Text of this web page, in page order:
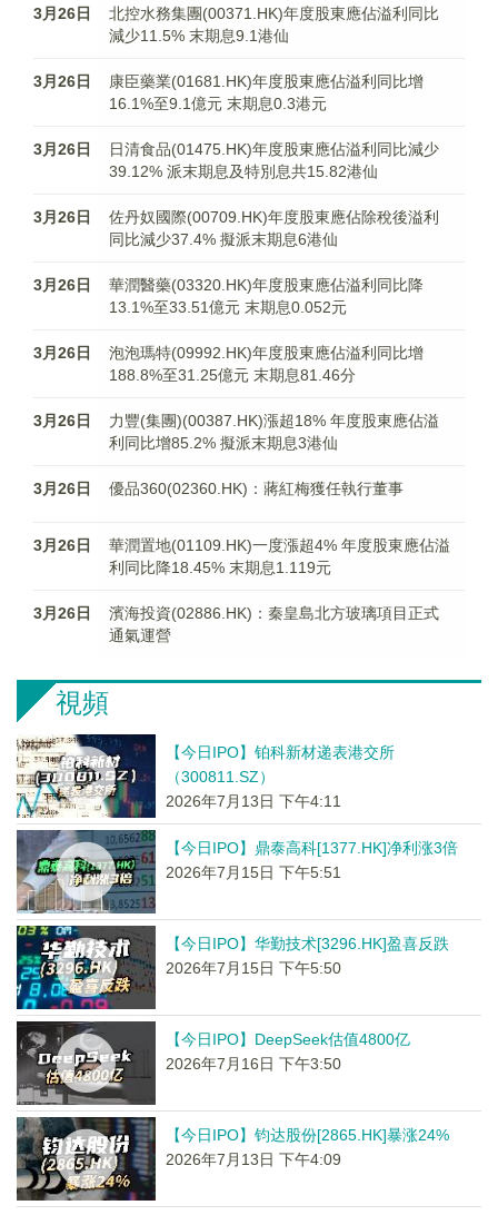
3月26日
北控水務集團(00371.HK)年度股東應佔溢利同比
減少11.5% 末期息9.1港仙
3月26日
康臣藥業(01681.HK)年度股東應佔溢利同比增
16.1%至9.1億元 末期息0.3港元
3月26日
日清食品(01475.HK)年度股東應佔溢利同比減少
39.12% 派末期息及特別息共15.82港仙
3月26日
佐丹奴國際(00709.HK)年度股東應佔除稅後溢利
同比減少37.4% 擬派末期息6港仙
3月26日
華潤醫藥(03320.HK)年度股東應佔溢利同比降
13.1%至33.51億元 末期息0.052元
3月26日
泡泡瑪特(09992.HK)年度股東應佔溢利同比增
188.8%至31.25億元 末期息81.46分
3月26日
力豐(集團)(00387.HK)漲超18% 年度股東應佔溢
利同比增85.2% 擬派末期息3港仙
3月26日 優品360(02360.HK)：蔣紅梅獲任執行董事
3月26日
華潤置地(01109.HK)一度漲超4% 年度股東應佔溢
利同比降18.45% 末期息1.119元
3月26日
濱海投資(02886.HK)：秦皇島北方玻璃項目正式
通氣運營
視頻
【今日IPO】铂科新材递表港交所
（300811.SZ）
2026年7月13日 下午4:11
【今日IPO】鼎泰高科[1377.HK]净利涨3倍
2026年7月15日 下午5:51
【今日IPO】华勤技术[3296.HK]盈喜反跌
2026年7月15日 下午5:50
【今日IPO】DeepSeek估值4800亿
2026年7月16日 下午3:50
【今日IPO】钧达股份[2865.HK]暴涨24%
2026年7月13日 下午4:09